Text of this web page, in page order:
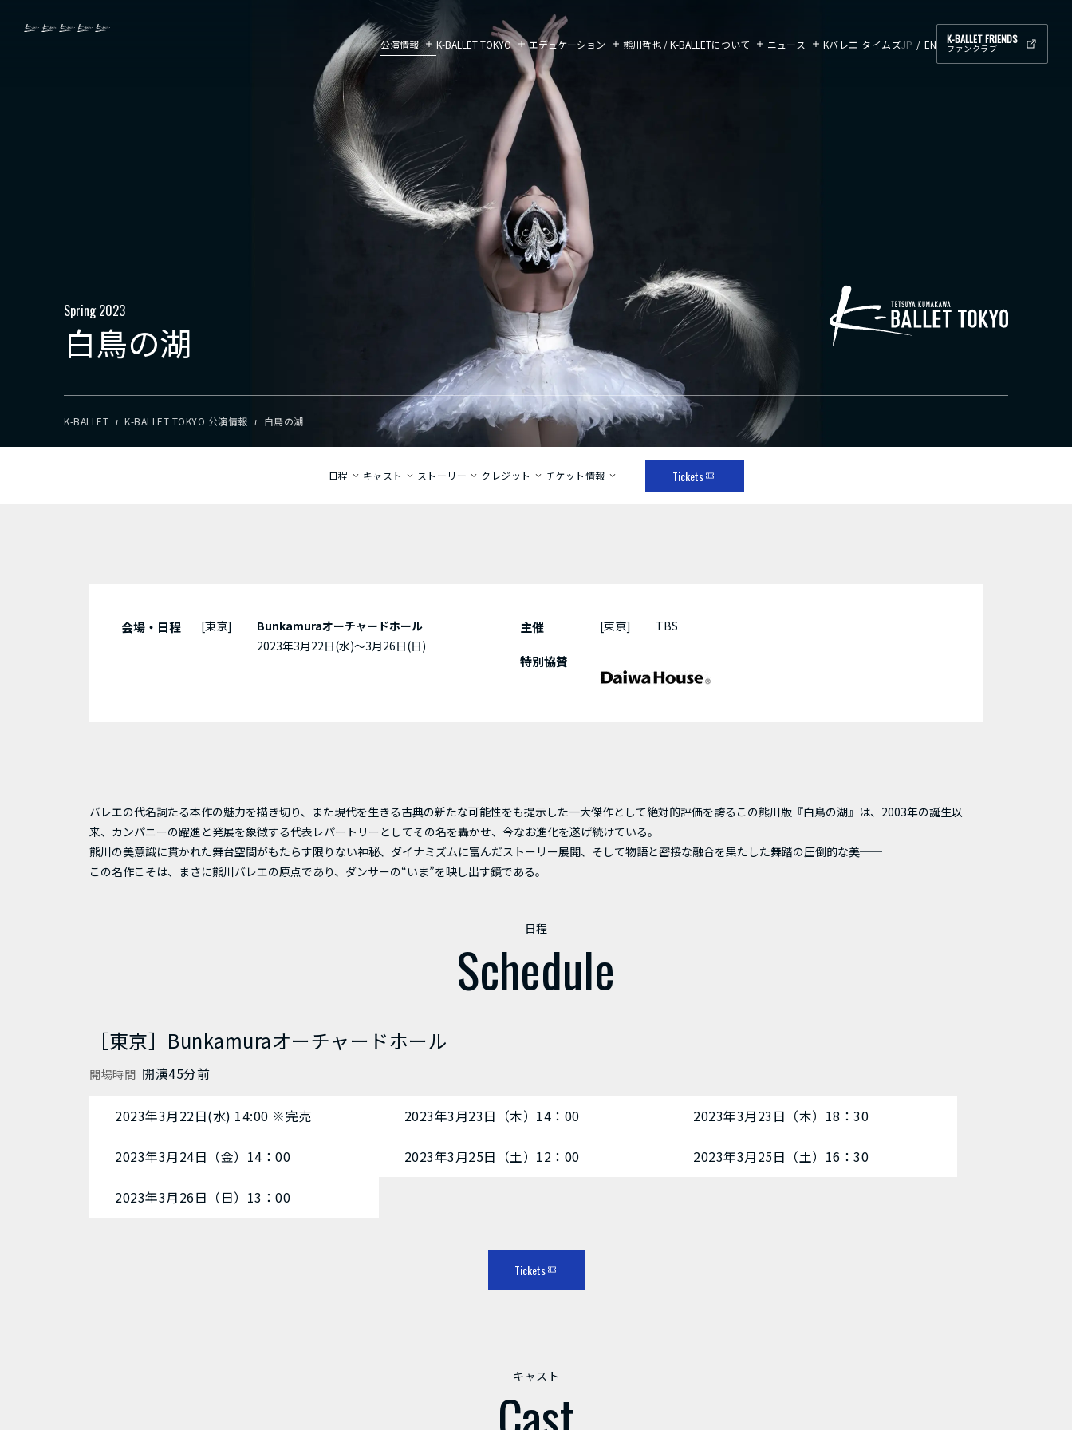
公演情報 K-BALLET TOKYO エデュケーション 熊川哲也 / K-BALLETについて ニュース Kバレエ タイムズJP EN K-BALLET FRIENDS
ファンクラブ
Spring 2023
白鳥の湖
K-BALLET K-BALLET TOKYO 公演情報 白鳥の湖
Tickets
日程 キャスト ストーリー クレジット チケット情報
会場・日程 [東京]
Bunkamuraオーチャードホール
2023年3月22日(水)～3月26日(日)
主催 [東京] TBS
特別協賛
バレエの代名詞たる本作の魅力を描き切り、また現代を生きる古典の新たな可能性をも提示した一大傑作として絶対的評価を誇るこの熊川版『白鳥の湖』は、2003年の誕生以
来、カンパニーの躍進と発展を象徴する代表レパートリーとしてその名を轟かせ、今なお進化を遂げ続けている。
熊川の美意識に貫かれた舞台空間がもたらす限りない神秘、ダイナミズムに富んだストーリー展開、そして物語と密接な融合を果たした舞踏の圧倒的な美──
この名作こそは、まさに熊川バレエの原点であり、ダンサーの“いま”を映し出す鏡である。
日程
Schedule
［東京］Bunkamuraオーチャードホール
開場時間 開演45分前
2023年3月22日(水) 14:00 ※完売 2023年3月23日（木）14：00 2023年3月23日（木）18：30
2023年3月24日（金）14：00 2023年3月25日（土）12：00 2023年3月25日（土）16：30
2023年3月26日（日）13：00
Tickets
キャスト